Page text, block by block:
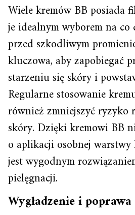
Wiele kremów BB posiada
je idealnym wyborem na
przed szkodliwym
kluczowa, aby zapobiegać
starzeniu się skóry i
Regularne stosowanie
również zmniejszyć ryzyko
skóry. Dzięki kremowi BB
o aplikacji osobnej
jest wygodnym
pielęgnacji.
Wygładzenie i